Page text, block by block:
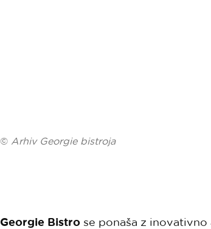
© Arhiv Georgie bistroja
Georgie Bistro se ponaša z